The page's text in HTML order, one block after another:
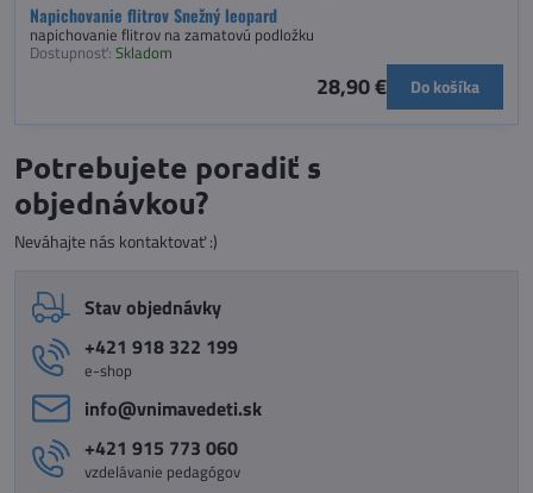
Napichovanie flitrov Snežný leopard
napichovanie flitrov na zamatovú podložku
Dostupnosť: Skladom
28,90 € Do košíka
Potrebujete poradiť s
objednávkou?
Neváhajte nás kontaktovať :)
Stav objednávky
+421 918 322 199
e-shop
info​@vnimavedeti​.sk
+421 915 773 060
vzdelávanie pedagógov